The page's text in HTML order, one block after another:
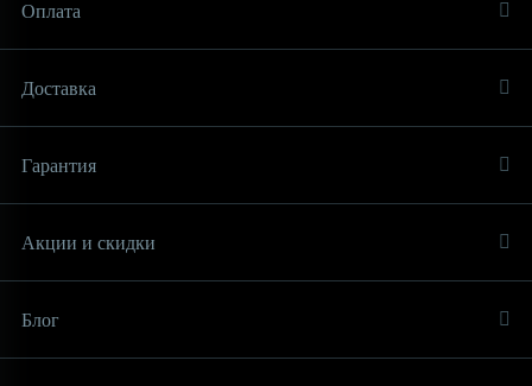
Оплата
Доставка
Гарантия
Акции и скидки
Блог